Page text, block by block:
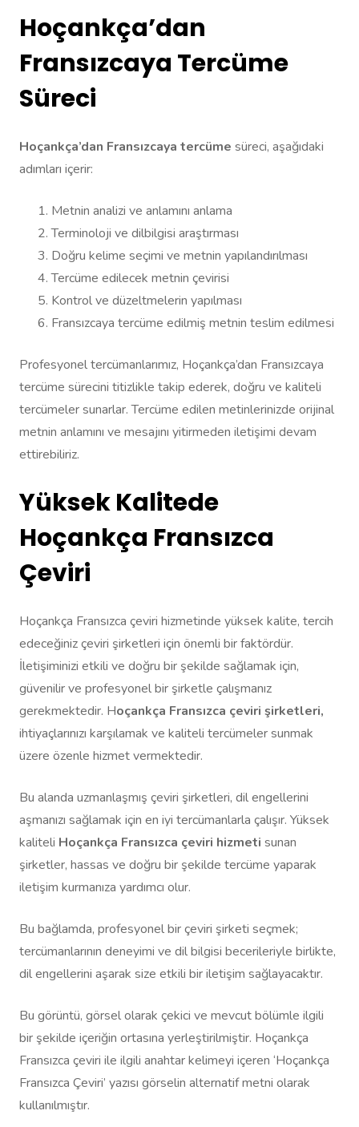
Hoçankça’dan
Fransızcaya Tercüme
Süreci
Hoçankça’dan Fransızcaya tercüme süreci, aşağıdaki
adımları içerir:
Metnin analizi ve anlamını anlama
Terminoloji ve dilbilgisi araştırması
Doğru kelime seçimi ve metnin yapılandırılması
Tercüme edilecek metnin çevirisi
Kontrol ve düzeltmelerin yapılması
Fransızcaya tercüme edilmiş metnin teslim edilmesi
Profesyonel tercümanlarımız, Hoçankça’dan Fransızcaya
tercüme sürecini titizlikle takip ederek, doğru ve kaliteli
tercümeler sunarlar. Tercüme edilen metinlerinizde orijinal
metnin anlamını ve mesajını yitirmeden iletişimi devam
ettirebiliriz.
Yüksek Kalitede
Hoçankça Fransızca
Çeviri
Hoçankça Fransızca çeviri hizmetinde yüksek kalite, tercih
edeceğiniz çeviri şirketleri için önemli bir faktördür.
İletişiminizi etkili ve doğru bir şekilde sağlamak için,
güvenilir ve profesyonel bir şirketle çalışmanız
gerekmektedir. Hoçankça Fransızca çeviri şirketleri,
ihtiyaçlarınızı karşılamak ve kaliteli tercümeler sunmak
üzere özenle hizmet vermektedir.
Bu alanda uzmanlaşmış çeviri şirketleri, dil engellerini
aşmanızı sağlamak için en iyi tercümanlarla çalışır. Yüksek
kaliteli Hoçankça Fransızca çeviri hizmeti sunan
şirketler, hassas ve doğru bir şekilde tercüme yaparak
iletişim kurmanıza yardımcı olur.
Bu bağlamda, profesyonel bir çeviri şirketi seçmek;
tercümanlarının deneyimi ve dil bilgisi becerileriyle birlikte,
dil engellerini aşarak size etkili bir iletişim sağlayacaktır.
Bu görüntü, görsel olarak çekici ve mevcut bölümle ilgili
bir şekilde içeriğin ortasına yerleştirilmiştir. Hoçankça
Fransızca çeviri ile ilgili anahtar kelimeyi içeren ‘Hoçankça
Fransızca Çeviri’ yazısı görselin alternatif metni olarak
kullanılmıştır.